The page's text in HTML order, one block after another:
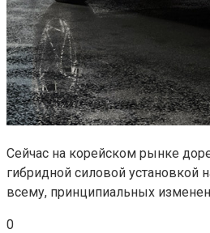
Сейчас на корейском рынке
гибридной силовой установкой
всему, принципиальных
0